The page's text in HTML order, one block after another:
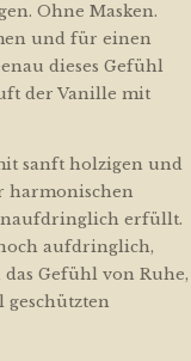
Ohne Masken.
und für einen
dieses Gefühl
der Vanille mit
sanft holzigen und
harmonischen
erfüllt.
aufdringlich,
Gefühl von Ruhe,